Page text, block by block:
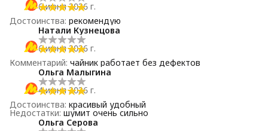
6 июня 2026 г.
Достоинства: рекомендую
Натали Кузнецова
6 июня 2026 г.
Комментарий: чайник работает без дефектов
Ольга Малыгина
4 июня 2026 г.
Достоинства: красивый удобный
Недостатки: шумит очень сильно
Ольга Серова